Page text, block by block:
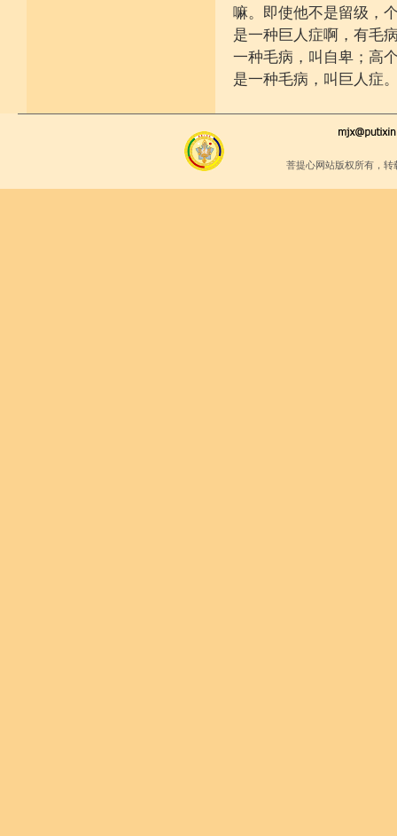
嘛。即使他不是留级，
是一种巨人症啊，有毛
一种毛病，叫自卑；高
是一种毛病，叫巨人症
菩提心网站版权所有，